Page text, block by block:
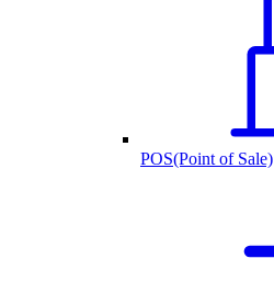
POS(Point of Sale)